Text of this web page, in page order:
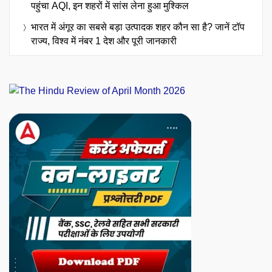
पहुंचा AQI, इन शहरों में सांस लेना हुआ मुश्किल
भारत में अंगूर का सबसे बड़ा उत्पादक शहर कौन सा है? जानें टॉप
राज्य, विश्व में नंबर 1 देश और पूरी जानकारी